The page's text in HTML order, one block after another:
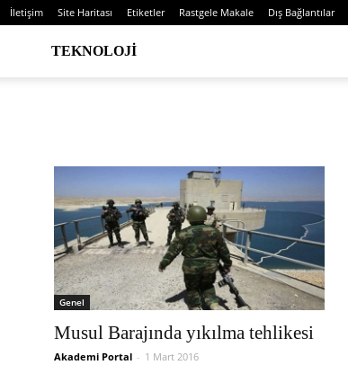
İletişim Site Haritası Etiketler Rastgele Makale Dış Bağlantılar
TEKNOLOJI
Genel
Musul Barajında yıkılma tehlikesi
Akademi Portal - 1 Mart 2016